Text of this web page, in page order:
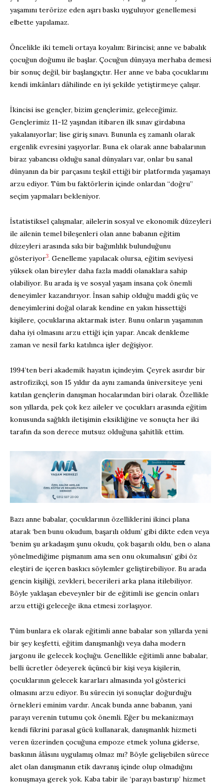
yaşamını terörize eden aşırı baskı uyguluyor genellemesi
elbette yapılamaz.
Öncelikle iki temeli ortaya koyalım: Birincisi; anne ve babalık
çocuğun doğumu ile başlar. Çocuğun dünyaya merhaba demesi
bir sonuç değil, bir başlangıçtır. Her anne ve baba çocuklarını
kendi imkânları dâhilinde en iyi şekilde yetiştirmeye çalışır.
İkincisi ise gençler, bizim gençlerimiz, geleceğimiz.
Gençlerimiz 11-12 yaşından itibaren ilk sınav girdabına
yakalanıyorlar; lise giriş sınavı. Bununla eş zamanlı olarak
ergenlik evresini yaşıyorlar. Buna ek olarak anne babalarının
biraz yabancısı olduğu sanal dünyaları var, onlar bu sanal
dünyanın da bir parçasını teşkil ettiği bir platformda yaşamayı
arzu ediyor. Tüm bu faktörlerin içinde onlardan “doğru”
seçim yapmaları bekleniyor.
İstatistiksel çalışmalar, ailelerin sosyal ve ekonomik düzeyleri
ile ailenin temel bileşenleri olan anne babanın eğitim
düzeyleri arasında sıkı bir bağımlılık bulunduğunu
gösteriyor3. Genelleme yapılacak olursa, eğitim seviyesi
yüksek olan bireyler daha fazla maddi olanaklara sahip
olabiliyor. Bu arada iş ve sosyal yaşam insana çok önemli
deneyimler kazandırıyor. İnsan sahip olduğu maddi güç ve
deneyimlerini doğal olarak kendine en yakın hissettiği
kişilere, çocuklarına aktarmak ister. Bunu onların yaşamının
daha iyi olmasını arzu ettiği için yapar. Ancak denkleme
zaman ve nesil farkı katılınca işler değişiyor.
1994’ten beri akademik hayatın içindeyim. Çeyrek asırdır bir
astrofizikçi, son 15 yıldır da aynı zamanda üniversiteye yeni
katılan gençlerin danışman hocalarından biri olarak. Özellikle
son yıllarda, pek çok kez aileler ve çocukları arasında eğitim
konusunda sağlıklı iletişimin eksikliğine ve sonuçta her iki
tarafın da son derece mutsuz olduğuna şahitlik ettim.
Bazı anne babalar, çocuklarının özelliklerini ikinci plana
atarak ‘ben bunu okudum, başarılı oldum’ gibi dikte eden veya
‘benim şu arkadaşım şunu okudu, çok başarılı oldu, ben o alana
yönelmediğime pişmanım ama sen onu okumalısın’ gibi öz
eleştiri de içeren baskıcı söylemler geliştirebiliyor. Bu arada
gencin kişiliği, zevkleri, becerileri arka plana itilebiliyor.
Böyle yaklaşan ebeveynler bir de eğitimli ise gencin onları
arzu ettiği geleceğe ikna etmesi zorlaşıyor.
Tüm bunlara ek olarak eğitimli anne babalar son yıllarda yeni
bir şey keşfetti, eğitim danışmanlığı veya daha modern
jargonu ile gelecek koçluğu. Genellikle eğitimli anne babalar,
belli ücretler ödeyerek üçüncü bir kişi veya kişilerin,
çocuklarının gelecek kararları almasında yol gösterici
olmasını arzu ediyor. Bu sürecin iyi sonuçlar doğurduğu
örnekleri eminim vardır. Ancak bunda anne babanın, yani
parayı verenin tutumu çok önemli. Eğer bu mekanizmayı
kendi fikrini parasal gücü kullanarak, danışmanlık hizmeti
veren üzerinden çocuğuna empoze etmek yoluna giderse,
baskının âlâsını uygulamış olmaz mı? Böyle gelişebilen sürece
alet olan danışmanın etik davranış içinde olup olmadığını
konuşmaya gerek yok. Kaba tabir ile ‘parayı bastırıp’ hizmet